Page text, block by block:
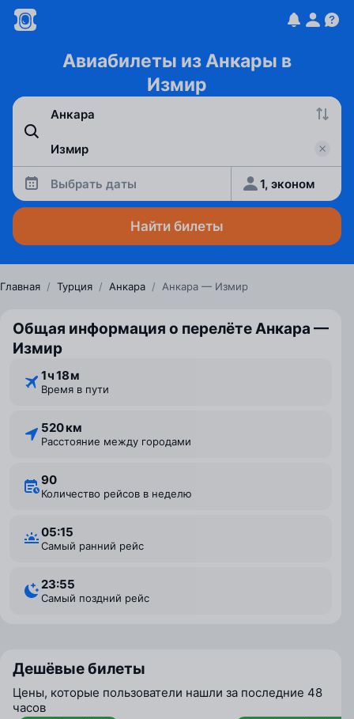
Авиабилеты из Анкары в
Измир
Выбрать даты 1, эконом
Найти билеты
Главная / Турция / Анкара / Анкара — Измир
Общая информация о перелёте Анкара —
Измир
1 ⁠ч 18 ⁠м
Время в пути
520 км
Расстояние между городами
90
Количество рейсов в неделю
05:15
Самый ранний рейс
23:55
Самый поздний рейс
Дешёвые билеты
Цены, которые пользователи нашли за последние 48
часов